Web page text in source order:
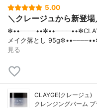
5.00
＼クレージュから新登
メイク落とし
見る
CLAYGE(クレージュ)
クレンジングバーム ブ